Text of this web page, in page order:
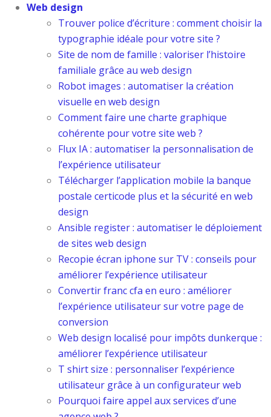
Web design
Trouver police d’écriture : comment choisir la
typographie idéale pour votre site ?
Site de nom de famille : valoriser l’histoire
familiale grâce au web design
Robot images : automatiser la création
visuelle en web design
Comment faire une charte graphique
cohérente pour votre site web ?
Flux IA : automatiser la personnalisation de
l’expérience utilisateur
Télécharger l’application mobile la banque
postale certicode plus et la sécurité en web
design
Ansible register : automatiser le déploiement
de sites web design
Recopie écran iphone sur TV : conseils pour
améliorer l’expérience utilisateur
Convertir franc cfa en euro : améliorer
l’expérience utilisateur sur votre page de
conversion
Web design localisé pour impôts dunkerque :
améliorer l’expérience utilisateur
T shirt size : personnaliser l’expérience
utilisateur grâce à un configurateur web
Pourquoi faire appel aux services d’une